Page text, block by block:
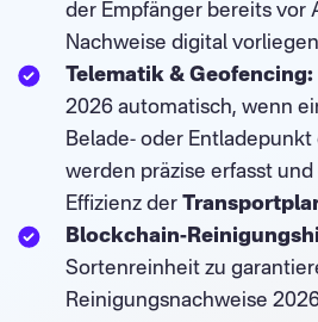
der Empfänger bereits vor
Nachweise digital
Telematik & Geofencing:
2026 automatisch, wenn
Belade- oder
werden präzise erfasst
Effizienz der
Blockchain-
Sortenreinheit zu
Reinigungsnachweise